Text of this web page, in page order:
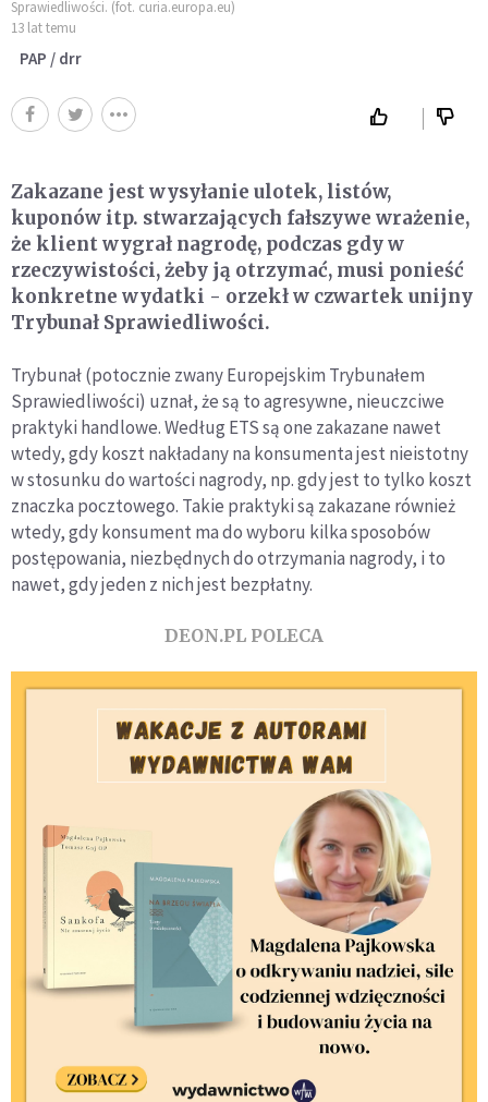
Sprawiedliwości. (fot. curia.europa.eu)
13 lat temu
PAP / drr
Zakazane jest wysyłanie ulotek, listów,
kuponów itp. stwarzających fałszywe wrażenie,
że klient wygrał nagrodę, podczas gdy w
rzeczywistości, żeby ją otrzymać, musi ponieść
konkretne wydatki - orzekł w czwartek unijny
Trybunał Sprawiedliwości.
Trybunał (potocznie zwany Europejskim Trybunałem
Sprawiedliwości) uznał, że są to agresywne, nieuczciwe
praktyki handlowe. Według ETS są one zakazane nawet
wtedy, gdy koszt nakładany na konsumenta jest nieistotny
w stosunku do wartości nagrody, np. gdy jest to tylko koszt
znaczka pocztowego. Takie praktyki są zakazane również
wtedy, gdy konsument ma do wyboru kilka sposobów
postępowania, niezbędnych do otrzymania nagrody, i to
nawet, gdy jeden z nich jest bezpłatny.
DEON.PL POLECA